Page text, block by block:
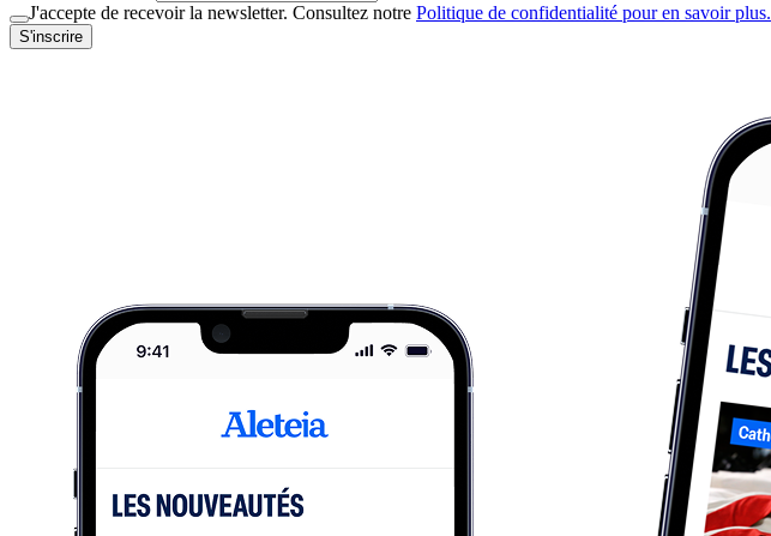
J'accepte de recevoir la newsletter. Consultez notre Politique de confidentialité pour en savoir plus.
S'inscrire